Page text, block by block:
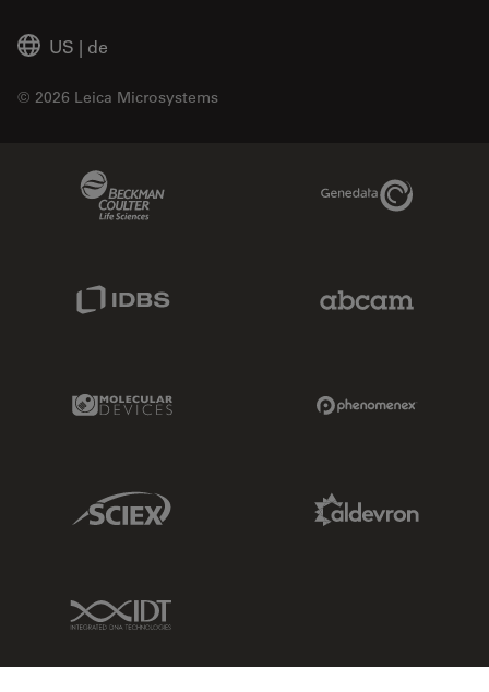
US | de
© 2026 Leica Microsystems
Genedata Link
IDBS Link
Molecular Devices Link
Sciex Link
IDT Link